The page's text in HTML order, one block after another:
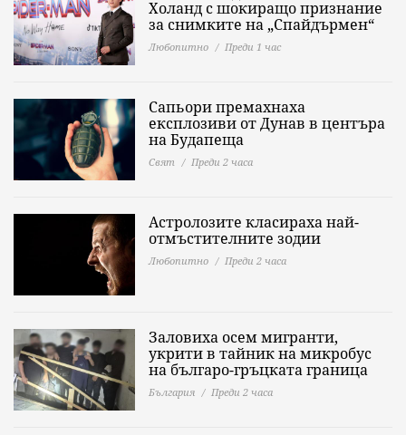
Холанд с шокиращо признание
за снимките на „Спайдърмен“
Любопитно Преди 1 час
Сапьори премахнаха
експлозиви от Дунав в центъра
на Будапеща
Свят Преди 2 часа
Астролозите класираха най-
отмъстителните зодии
Любопитно Преди 2 часа
Заловиха осем мигранти,
укрити в тайник на микробус
на българо-гръцката граница
България Преди 2 часа